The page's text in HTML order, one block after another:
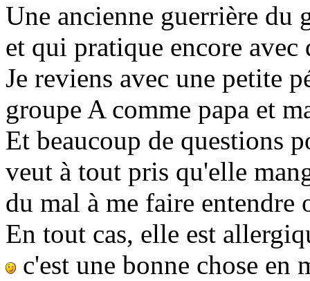
Une ancienne guerrière du
et qui pratique encore avec
Je reviens avec une petite
groupe A comme papa et
Et beaucoup de questions
veut à tout pris qu'elle
du mal à me faire entendre
En tout cas, elle est
c'est une bonne chose en